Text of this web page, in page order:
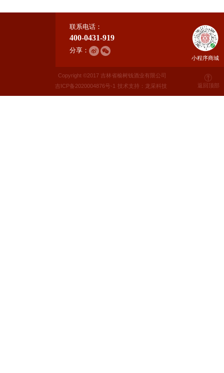
联系电话：
400-0431-919
分享：
小程序商城
Copyright ©2017 吉林省榆树钱酒业有限公司
吉ICP备2020004876号-1 技术支持：龙采科技 返回顶部